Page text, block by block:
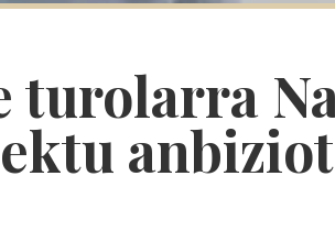
turolarra